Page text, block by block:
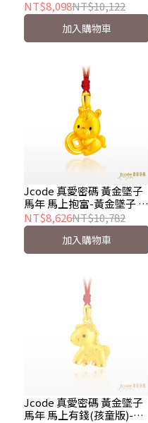
重約 0.32 錢
NT$8,098NT$10,122
加入購物車
Jcode 真愛密碼 黃金墜子
馬年 馬上抱富-黃金墜子 金
重約 0.35 錢
NT$8,626NT$10,782
加入購物車
Jcode 真愛密碼 黃金墜子
馬年 馬上有錢(孩童版)-黃